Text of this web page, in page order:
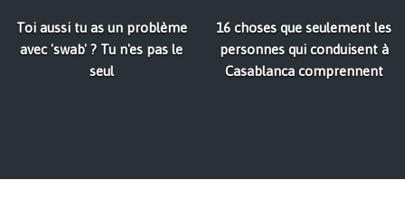
Toi aussi tu as un problème
avec 'swab' ? Tu n'es pas le
seul
16 choses que seulement les
personnes qui conduisent à
Casablanca comprennent